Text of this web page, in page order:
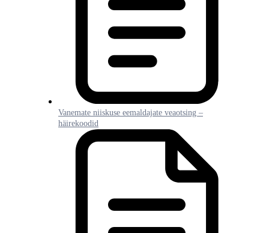
Vanemate niiskuse eemaldajate veaotsing –
häirekoodid